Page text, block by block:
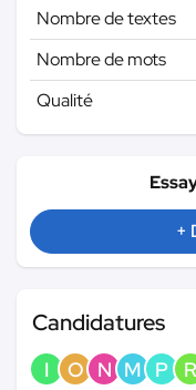
Nombre de textes
Nombre de mots
Qualité
+
Candidatures
I O N M P R